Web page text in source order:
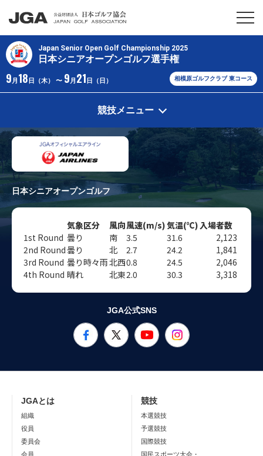
Japan Senior Open Golf Championship 2025
日本シニアオープンゴルフ選手権
9 月 18 日（木） 〜 9 月 21 日（日） 相模原ゴルフクラブ 東コース
競技メニュー
日本シニアオープンゴルフ
気象区分 風向風速(m/s)気温(℃)入場者数
1st Round 曇り 南 3.5 31.6
2,123
2nd Round曇り 北 2.7 24.2
1,841
3rd Round 曇り時々雨北西0.8 24.5
2,046
4th Round 晴れ 北東2.0 30.3 3,318
JGA公式SNS
JGAとは
組織
役員
委員会
会員
競技
本選競技
予選競技
国際競技
国民スポーツ大会・